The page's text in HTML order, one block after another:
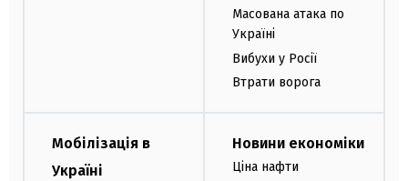
Масована атака по
Україні
Вибухи у Росії
Втрати ворога
Мобілізація в
Україні
Новини економіки
Ціна нафти